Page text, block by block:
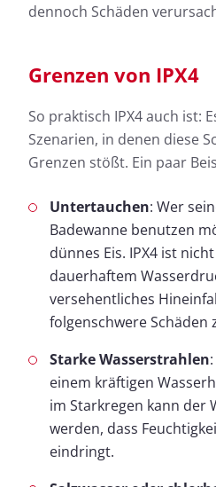
dennoch Schäden
Grenzen von IPX4
So praktisch IPX4 auch ist:
Szenarien, in denen diese
Grenzen stößt. Ein paar
Untertauchen: Wer
Badewanne benutzen
dünnes Eis. IPX4 ist
dauerhaftem
versehentliches
folgenschwere Schäden
Starke Wasserstrahlen
einem kräftigen
im Starkregen kann der
werden, dass
eindringt.